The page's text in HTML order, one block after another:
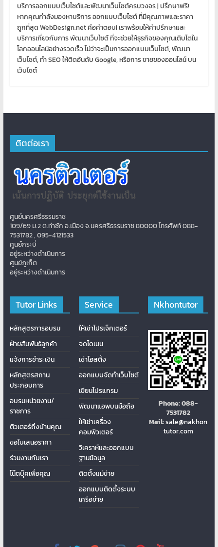
บริการออกแบบเว็บไซต์และพัฒนาเว็บไซต์ครบวงจร | ปรึกษาฟรี!
หากคุณกำลังมองหาบริการ ออกแบบเว็บไซต์ ที่มีคุณภาพและราคา
ถูกที่สุด WebDesign.net คือคำตอบ! เราพร้อมให้คำปรึกษาและ
บริการเกี่ยวกับการ พัฒนาเว็บไซต์ ที่จะช่วยให้ธุรกิจของคุณเติบโตใน
โลกออนไลน์อย่างรวดเร็ว ไม่ว่าจะเป็นการออกแบบเว็บไซต์, พัฒนา
เว็บไซต์, ทำ SEO ให้ติดอันดับ Google, หรือการ ขายของออนไลน์ บน
เว็บไซต์
ติตต่อเรา
ศูนย์นครศรีธรรมราช
109/69 ม.2 ต.ท่าซัก อ.เมือง จ.นครศรีธรรมราช 80000 โทรศัพท์ 088-
7531782 , 095-4121533
ศูนย์กระบี่
อยู่ระหว่างดำเนินการ
ศูนย์ภูเก็ต
อยู่ระหว่างดำเนินการ
Tutor Links
หลักสูตรการอบรม
ฝ่ายสัมพันธ์ลูกค้า
แจ้งการชำระเงิน
หลักสูตรสถาน
ประกอบการ
อบรมหน่วยงาน/
ราชการ
ติวเตอร์ถึงบ้านคุณ
ขอใบเสนอราคา
ร่วมงานกับเรา
โน๊ตบุ๊คเพื่อคุณ
Service
ให้เช่าโปรเจ็คเตอร์
จดโดเมน
เช่าโฮสติ้ง
ออกแบบจัดทำเว็บไซต์
เขียนโปรแกรม
พัฒนาแอพบนมือถือ
ให้เช่าเครื่อง
คอมพิวเตอร์
วิเคราห์และออกแบบ
ฐานข้อมูล
ติดต้ังแม่ข่าย
ออกแบบติดตั้งระบบ
เครือข่าย
Nkhontutor
Phone:088-
7531782
Mail:sale@nakhon
tutor.com